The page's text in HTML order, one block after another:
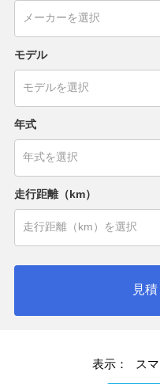
モデル
年式
走行距離（km）
見
表示： ス